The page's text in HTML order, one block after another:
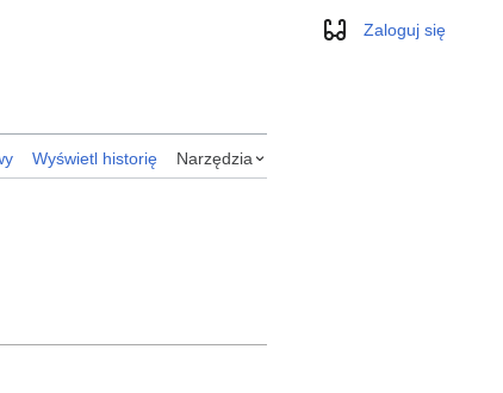
WyglądZaloguj się
Wyświetl historię Narzędzia